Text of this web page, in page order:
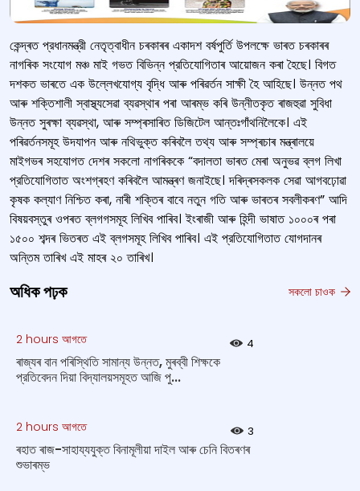
কেন্দ্ৰত প্রধানমন্ত্রী নেতৃত্বাধীন চৰকাৰৰ একাদশ বর্ষপুর্তি উপলক্ষে ভাৰত চৰকাৰৰ
নাগৰিক সংযোগ মঞ্চ মাই গভত বিভিন্ন প্রতিযোগিতাৰ আয়োজন কৰা হৈছে। বিগত
দশকত ভাৰতে এক উল্লেখযোগ্য বৃদ্ধি আৰু পৰিৱৰ্তন সাক্ষী হৈ আহিছে। উন্নত পথ
আৰু শক্তিশালী স্বাস্থ্যসেৱা ব্যৱস্থাৰ পৰা আৰম্ভ কৰি উন্নীতকৃত ৰাজহুৱা সুবিধা
উন্নত সুৰক্ষা ব্যৱস্থা, আৰু সম্প্ৰসাৰিত ডিজিটেল আন্তঃগাঁথনিলৈকে। এই
পৰিৱৰ্তনসমূহ উদযাপন আৰু নথিভুক্ত কৰিবলৈ তথ্য আৰু সম্প্ৰচাৰ মন্ত্ৰালয়ে
মাইগভৰ সহযোগত দেশৰ সকলো নাগৰিককে “বদালতা ভাৰত মেৰা অনুভৱ ব্লগ লিখা
প্রতিযোগিতাত অংশগ্ৰহণ কৰিবলৈ আমন্ত্ৰণ জনাইছে। দৰিদ্ৰসকলক সেৱা আগবঢ়োৱা
কৃষক কল্যাণ নিশ্চিত কৰা, নাৰী শক্তিৰ বাবে নতুন গতি আৰু ভাৰতৰ সবলীকৰণ” আদি
বিষয়বস্তুৰ ওপৰত ব্লগগসমূহ লিখিব পাৰিব। ইংৰাজী আৰু হিন্দী ভাষাত ১০০০ৰ পৰা
১৫০০ শব্দৰ ভিতৰত এই ব্লগসমূহ লিখিব পাৰিব। এই প্রতিযোগিতাত যোগদানৰ
অন্তিম তাৰিখ এই মাহৰ ২০ তাৰিখ।
অধিক পঢ়ক সকলো চাওক
2 hours আগতে 4
ৰাজ্যৰ বান পৰিস্থিতি সামান্য উন্নত, মুৰব্বী শিক্ষকে
প্রতিবেদন দিয়া বিদ্যালয়সমূহত আজি পু...
2 hours আগতে 3
ৰহাত ৰাজ-সাহায্যযুক্ত বিনামূলীয়া দাইল আৰু চেনি বিতৰণৰ
শুভাৰম্ভ